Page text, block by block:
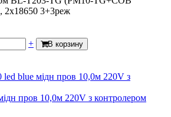
2х18650 3+3реж
+ В корзину
пров 10,0м 220V з контролером